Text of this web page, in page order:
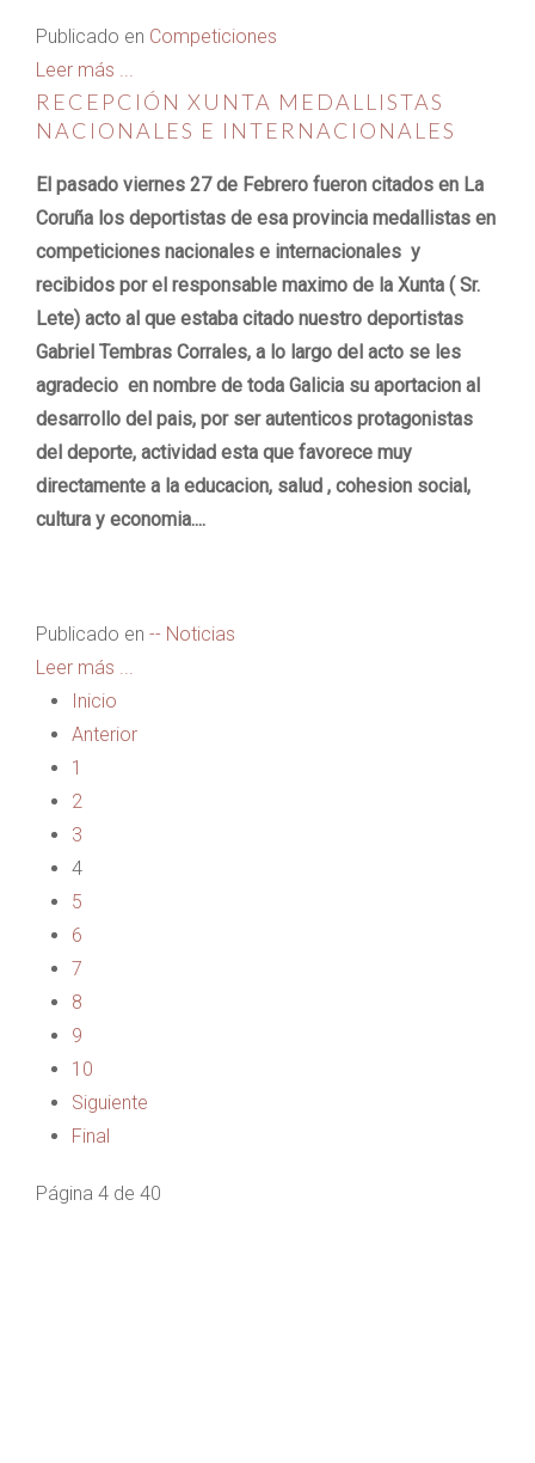
Publicado en Competiciones
Leer más ...
RECEPCIÓN XUNTA MEDALLISTAS
NACIONALES E INTERNACIONALES
El pasado viernes 27 de Febrero fueron citados en La
Coruña los deportistas de esa provincia medallistas en
competiciones nacionales e internacionales y
recibidos por el responsable maximo de la Xunta ( Sr.
Lete) acto al que estaba citado nuestro deportistas
Gabriel Tembras Corrales, a lo largo del acto se les
agradecio en nombre de toda Galicia su aportacion al
desarrollo del pais, por ser autenticos protagonistas
del deporte, actividad esta que favorece muy
directamente a la educacion, salud , cohesion social,
cultura y economia....
Publicado en -- Noticias
Leer más ...
Inicio
Anterior
1
2
3
4
5
6
7
8
9
10
Siguiente
Final
Página 4 de 40